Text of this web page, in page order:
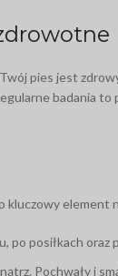
pies jest
badania to
element
po posiłkach oraz
Pochwały i